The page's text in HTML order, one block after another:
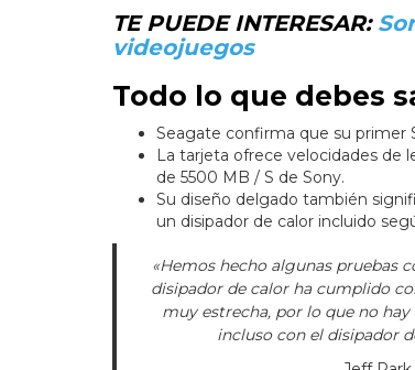
TE PUEDE INTERESAR:
videojuegos
Todo lo que debes
Seagate confirma que su primer
La tarjeta ofrece velocidades de
de 5500 MB / S de Sony.
Su diseño delgado también
un disipador de calor incluido
«Hemos hecho algunas pruebas
disipador de calor ha cumplido
muy estrecha, por lo que no
incluso con el disipador